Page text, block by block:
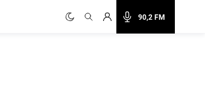
90,2 FM